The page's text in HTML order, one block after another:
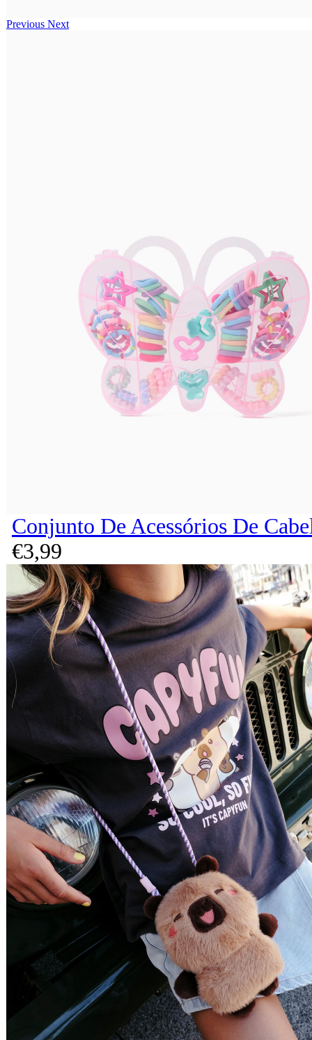
Previous Next
Conjunto De Acessórios De
€3,99